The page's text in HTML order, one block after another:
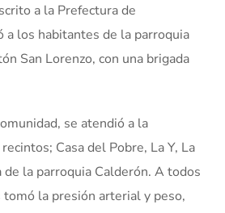
a la Prefectura de
a los habitantes de la parroquia
San Lorenzo, con una brigada
se atendió a la
Casa del Pobre, La Y, La
la parroquia Calderón. A todos
la presión arterial y peso,